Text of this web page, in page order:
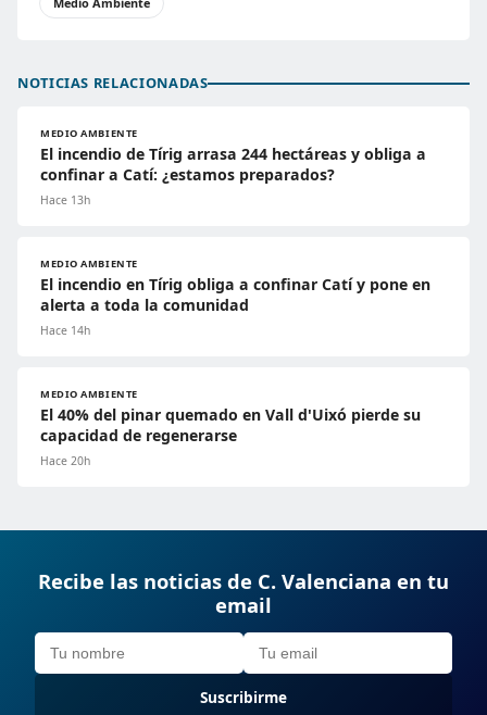
NOTICIAS RELACIONADAS
MEDIO AMBIENTE
El incendio de Tírig arrasa 244 hectáreas y obliga a
confinar a Catí: ¿estamos preparados?
Hace 13h
MEDIO AMBIENTE
El incendio en Tírig obliga a confinar Catí y pone en
alerta a toda la comunidad
Hace 14h
MEDIO AMBIENTE
El 40% del pinar quemado en Vall d'Uixó pierde su
capacidad de regenerarse
Hace 20h
Recibe las noticias de C. Valenciana en tu
email
Suscribirme